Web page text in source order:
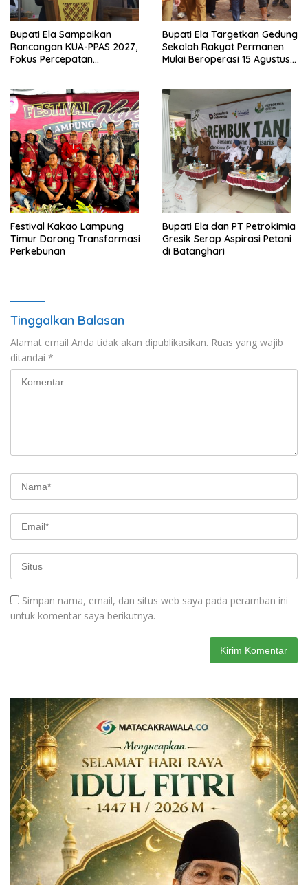
Bupati Ela Sampaikan
Rancangan KUA-PPAS 2027,
Fokus Percepatan
Bupati Ela Targetkan Gedung
Sekolah Rakyat Permanen
Mulai Beroperasi 15 Agustus
‎Festival Kakao Lampung
Timur Dorong Transformasi
Perkebunan
Bupati Ela dan PT Petrokimia
Gresik Serap Aspirasi Petani
di Batanghari
Tinggalkan Balasan
Alamat email Anda tidak akan dipublikasikan. Ruas yang wajib
ditandai *
Simpan nama, email, dan situs web saya pada peramban ini
untuk komentar saya berikutnya.